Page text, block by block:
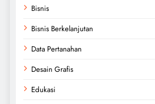
Bisnis
Bisnis Berkelanjutan
Data Pertanahan
Desain Grafis
Edukasi